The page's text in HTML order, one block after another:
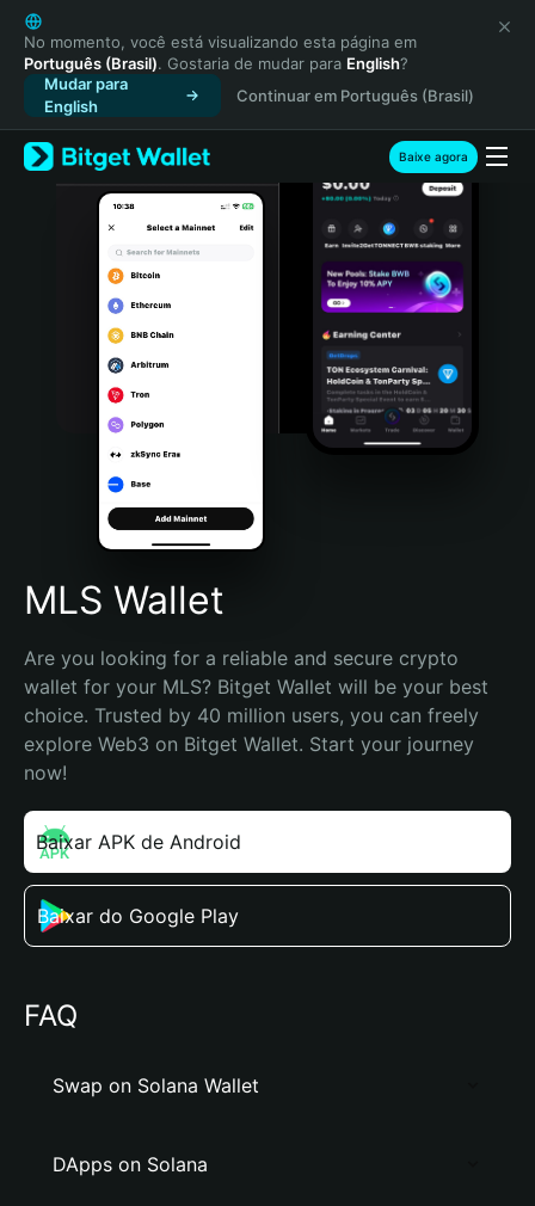
English
日本語
Tiếng Việt
Русский
Español (Latinoamérica)
Türkçe
Italiano
Português (Portugal)
Bahasa Indonesia
Português (Brasil)
Español (Argentina)
No momento, você está visualizando esta página em
Português (Brasil). Gostaria de mudar para English?
Mudar para
English
Continuar em Português (Brasil)
Baixe agora
MLS Wallet
Are you looking for a reliable and secure crypto
wallet for your MLS? Bitget Wallet will be your best
choice. Trusted by 40 million users, you can freely
explore Web3 on Bitget Wallet. Start your journey
now!
Baixar APK de Android
Baixar do Google Play
FAQ
Swap on Solana Wallet
DApps on Solana